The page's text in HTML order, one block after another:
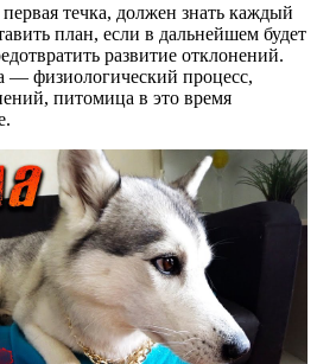
течка, должен знать каждый
план, если в дальнейшем будет
развитие отклонений.
— физиологический процесс,
питомица в это время